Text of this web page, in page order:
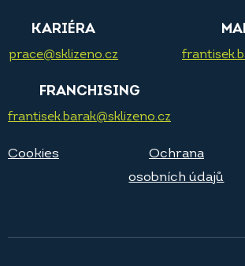
KARIÉRA
prace@sklizeno.cz
FRANCHISING
frantisek.barak@sklizeno.cz
Cookies
Ochrana
osobních údajů